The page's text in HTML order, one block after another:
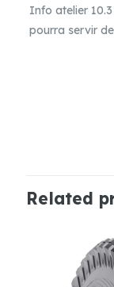
Info atelier
pourra servir
Related